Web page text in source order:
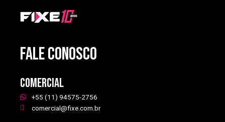
FALE CONOSCO
Comercial
+55 (11) 94575-2756
comercial@fixe.com.br